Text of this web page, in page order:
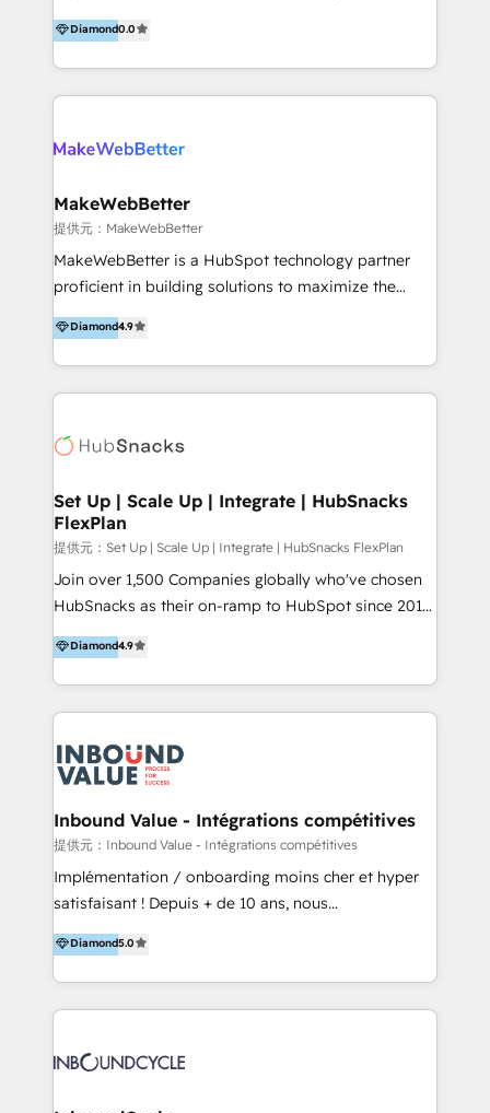
ーコードテーマテンプレートを独自開発。 企業のさま
ざまな課題やニーズに対して「戦略、設計・デザイン、
『最適なハブ』になります。 ーーーーーーーーーーー
90分程度） -現状課題の抽出、現実的な目標の確認 -要
見積り提示・ご承認、スケジュール決定、プロジェクト
キックオフ -マーケティング戦略策定（KGI）、ウェブ
戦略・戦術の設計（KPI） -全体導線遷移設計、ビジュ
プレート構築（CMS Hub） -顧客ライフサイクルステ
義・構築（Marketing Hub） -営業パイプラインの定
（Salesforce,SanSan,freeeなどとのデータ連携） -テ
スト公開・ブラウザチェック -本番公開、操作レクチャ
ー・マニュアル作成 -運用支援開始 ーーーーーーーーー
ーーーーーーーーーーーーーーーーーーーーー まずは
ハブワンにお気軽にご相談ください。
化し、WEB制作や広告運用などのオンライン施策か
ら、インサイドセールスや展示会などのオフライン施策
まで支援しています。 「経験豊富な”専門家集団”によ
るプロジェクト参加型の支援」で、戦略・企画などのコ
BPO・実務まで幅広いご支援が可能です。 また、2022
らはじめるBtoB営業DX BtoB営業もここまでデジタル
化できる! 」を出版いたしました。 HubSpotの導入／
活用支援以外にも、下記のようなサービスを提供してい
ます。 - ABMターゲット定義 / リスト作成 - カスタマ
着 - WEB / LP / BtoB-EC制作 - WEB広告(Google/FB
他)運用 - 記事コンテンツ / 動画制作 - インサイドセー
織構築
Diamond0.0
MakeWebBetter
提供元：MakeWebBetter
MakeWebBetter is a HubSpot technology partner
proficient in building solutions to maximize the
operational efficiency of HubSpot. The fastest-
growing tech-enabler & facilitator, MakeWebBetter,
hands you the blend of HubSpot expertise &
eminent solutions & integrations. Trust us to
Elite Partners with 10+ years of HubSpot experience
Premier Partner 2023 🌟5 HubSpot Accreditations 🌟
Won HubSpot Theme Challenge 2021 🌟INBOUND’19
HubSpot Rising Star Why us? Harnessing the full
potential of the powerful HubSpot CRM. ✔️A team of
HubSpot experts backed by over 10+ years of
Hourly-fee (assigned one Dedicated HubSpot
Admin); Monthly-fee (HubSpot Admin + Project
far with our HubSpot solutions. ✔️Bespoke apps &
Diamond4.9
Set Up | Scale Up | Integrate | HubSnacks
FlexPlan
提供元：Set Up | Scale Up | Integrate | HubSnacks FlexPlan
Join over 1,500 Companies globally who've chosen
HubSnacks as their on-ramp to HubSpot since 2014
Simple pay-as-you-go plans that accelerate value...
1️⃣ Set Up | Onboarding New or Check-fixing existing
HubSpot portals 2️⃣ Scale Up | 100% HubSpot Task
Execution... Global 24/7 ... All Experts 3️⃣ Integrate |
Slash months from your API Integration project... ⬅️
Click "Contact Business" ⬅️ to access 150+ Kickstart
Integration templates that put HubSpot in the center
of your tech stack, syncing... 🛍️ Shopify or
WooCommerce 💲 Stripe or Paypal 💰 Sage or
Netsuite 🤖 Google or Microsoft ✍️ DocuSign or
the rare Advanced "Custom Integrations"
Accreditation, securely sync data across... 🔄 any
new HubSpot portal with Advanced Website and
CRM Migrations using our in-house "HubScrub" Tool.
Diamond4.9
Inbound Value - Intégrations compétitives
提供元：Inbound Value - Intégrations compétitives
Implémentation / onboarding moins cher et hyper
satisfaisant ! Depuis + de 10 ans, nous
accompagnons des entreprises dans
l’automatisation de leur croissance digitale via
HubSpot avec une approche compétitive. Nous
aidons nos clients à générer plus de RDV en
sommes une agence d’Inbound marketing et sales à
Diamond5.0